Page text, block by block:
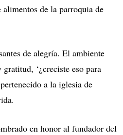
de la parroquia de
de alegría. El ambiente
‘¿creciste eso para
a la iglesia de
en honor al fundador del